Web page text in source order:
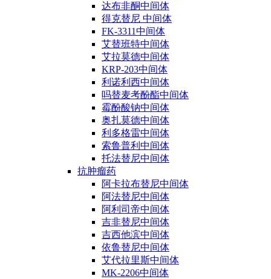
达布非酮中间体
得克替尼 中间体
FK-3311中间体
艾替班特中间体
艾拉莫德中间体
KRP-203中间体
利诺利西中间体
吗替麦考酚酯中间体
霉酚酸钠中间体
奥扎莫德中间体
利多格雷中间体
索鲁普利中间体
托法替尼中间体
抗肿瘤药
阿卡拉布替尼中间体
阿法替尼中间体
阿利司帝中间体
吉非替尼中间体
吉西他滨中间体
依鲁替尼中间体
艾代拉里斯中间体
MK-2206中间体